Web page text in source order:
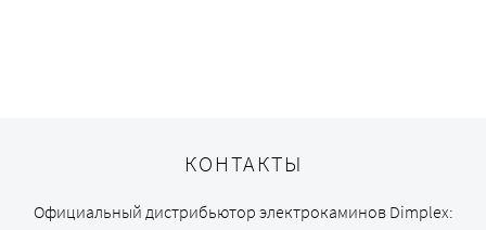
КОНТАКТЫ
Официальный дистрибьютор электрокаминов Dimplex: